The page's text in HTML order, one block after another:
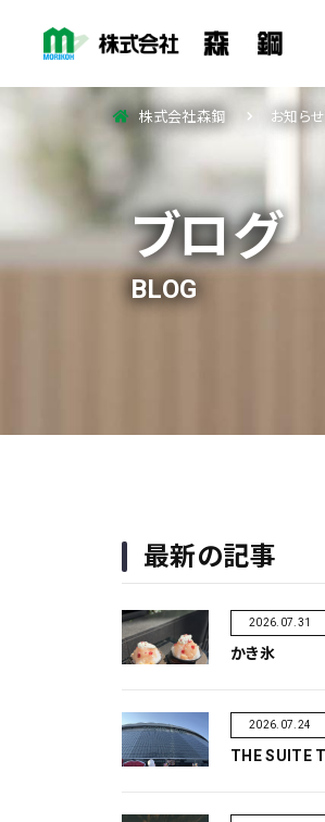
ブログ
株式会社森鋼 お知ら
最新の記事
2026.07.31
かき氷
2026.07.24
THE SUITE